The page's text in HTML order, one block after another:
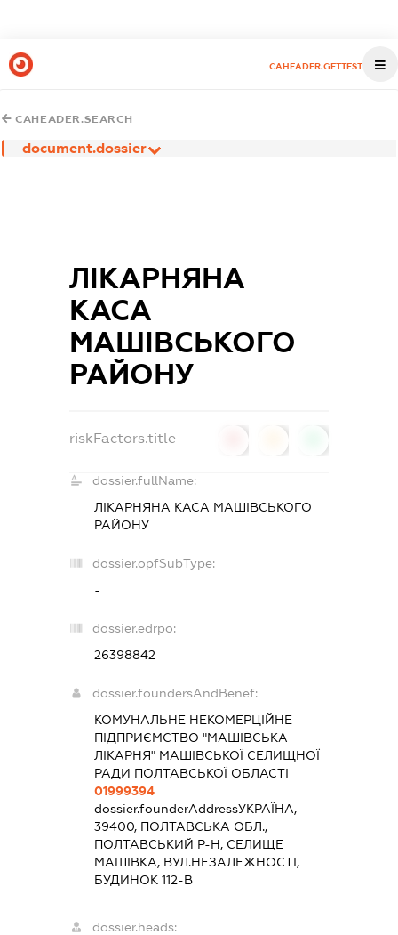
CAHEADER.GETTEST
CAHEADER.SEARCH
document.dossier
ЛІКАРНЯНА
КАСА
МАШІВСЬКОГО
РАЙОНУ
riskFactors.title
dossier.fullName:
ЛІКАРНЯНА КАСА МАШІВСЬКОГО
РАЙОНУ
dossier.opfSubType:
-
dossier.edrpo:
26398842
dossier.foundersAndBenef:
КОМУНАЛЬНЕ НЕКОМЕРЦІЙНЕ
ПІДПРИЄМСТВО "МАШІВСЬКА
ЛІКАРНЯ" МАШІВСЬКОЇ СЕЛИЩНОЇ
РАДИ ПОЛТАВСЬКОЇ ОБЛАСТІ
01999394
dossier.founderAddressУКРАЇНА,
39400, ПОЛТАВСЬКА ОБЛ.,
ПОЛТАВСЬКИЙ Р-Н, СЕЛИЩЕ
МАШІВКА, ВУЛ.НЕЗАЛЕЖНОСТІ,
БУДИНОК 112-В
dossier.heads: